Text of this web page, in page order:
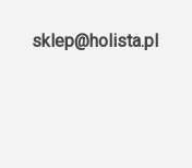
sklep@holista.pl